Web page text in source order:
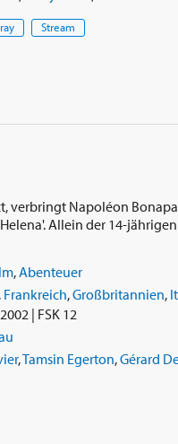
Stream
verbringt Napoléon
Allein der 14-
,Abenteuer
, Frankreich,Großbritannien,
2002 | FSK 12
,Tamsin Egerton,Gérard